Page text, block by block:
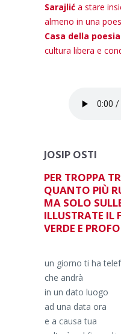
Sarajlić a stare
almeno in una
Casa della poesia
cultura libera e
JOSIP OSTI
PER TROPPA
QUANTO PIÙ
MA SOLO
ILLUSTRATE IL
VERDE E
un giorno ti ha
che andrà
in un dato luogo
ad una data ora
e a causa tua